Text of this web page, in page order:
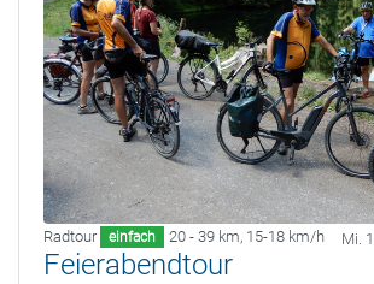
Radtour einfach 20 - 39 km, 15-18 km/h Mi.
Feierabendtour